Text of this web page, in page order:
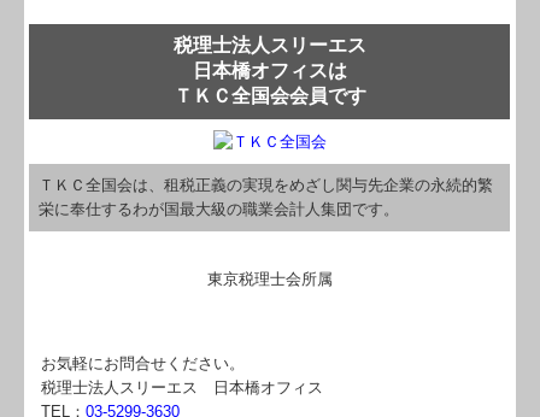
Q&A経営相談
税務カレンダー
社長メニューASP版
個人情報保護方針
税理士法人スリーエス
日本橋オフィスは
ＴＫＣ全国会会員です
ＴＫＣ全国会は、租税正義の実現をめざし関与先企業の永続的繁
栄に奉仕するわが国最大級の職業会計人集団です。
東京税理士会所属
お気軽にお問合せください。
税理士法人スリーエス 日本橋オフィス
TEL：03-5299-3630